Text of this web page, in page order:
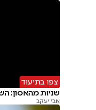
צפו בתיעוד
שניות מהאסון:
אבי יעקב